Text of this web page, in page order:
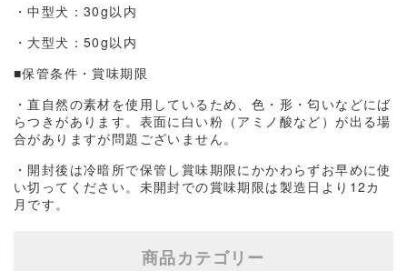
・中型犬：30g以内
・大型犬：50g以内
■保管条件・賞味期限
・直自然の素材を使用しているため、色・形・匂いなどにば
らつきがあります。表面に白い粉（アミノ酸など）が出る場
合がありますが問題ございません。
・開封後は冷暗所で保管し賞味期限にかかわらずお早めに使
い切ってください。未開封での賞味期限は製造日より12カ
月です。
商品カテゴリー